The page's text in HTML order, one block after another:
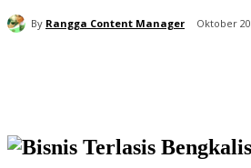
By Rangga Content Manager Oktober